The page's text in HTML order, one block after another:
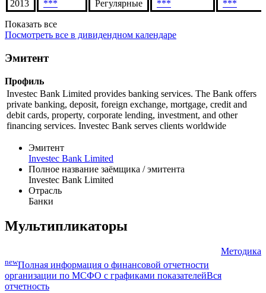
2013
*** Регулярные *** ***
Показать все
Посмотреть все в дивидендном календаре
Эмитент
Профиль
Investec Bank Limited provides banking services. The Bank offers
private banking, deposit, foreign exchange, mortgage, credit and
debit cards, property, corporate lending, investment, and other
financing services. Investec Bank serves clients worldwide
Эмитент
Investec Bank Limited
Полное название заёмщика / эмитента
Investec Bank Limited
Отрасль
Банки
Мультипликаторы
Методика
newПолная информация о финансовой отчетности
организации по МСФО с графиками показателейВся
отчетность